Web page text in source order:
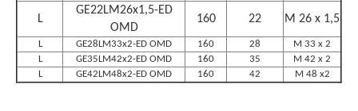
L
GE22LM26x1,5-ED
OMD
160 22 M 26 x 1,5
L GE28LM33x2-ED OMD 160 28
M 33 x 2
L
GE35LM42x2-ED OMD 160 35
M 42 x 2
L
GE42LM48x2-ED OMD 160 42 M 48 x2